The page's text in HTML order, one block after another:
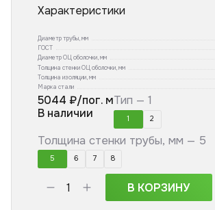
Характеристики
Диаметр трубы, мм
ГОСТ
Диаметр ОЦ оболочки, мм
Толщина стенки ОЦ оболочки, мм
Толщина изоляции, мм
Марка стали
5044 ₽/пог. м
В наличии
Тип — 1
1 2
Толщина стенки трубы, мм — 5
5 6 7 8
В КОРЗИНУ